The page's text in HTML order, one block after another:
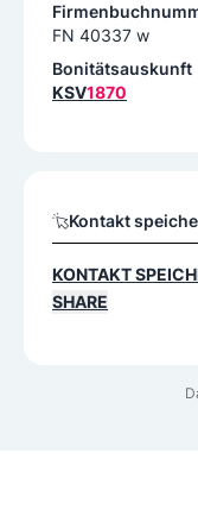
FN 40337 w
Bonitätsauskunft
KSV1870
Kontakt
KONTAKT
SHARE